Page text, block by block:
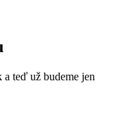
a teď už budeme jen